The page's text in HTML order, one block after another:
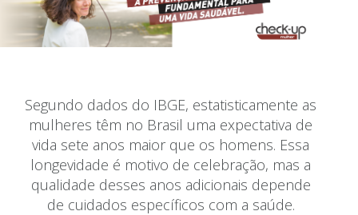
Segundo dados do IBGE, estatisticamente as
mulheres têm no Brasil uma expectativa de
vida sete anos maior que os homens. Essa
longevidade é motivo de celebração, mas a
qualidade desses anos adicionais depende
de cuidados específicos com a saúde.